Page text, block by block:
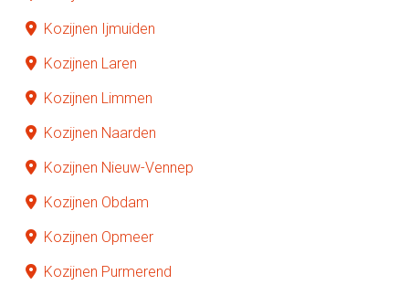
Kozijnen Ijmuiden
Kozijnen Laren
Kozijnen Limmen
Kozijnen Naarden
Kozijnen Nieuw-Vennep
Kozijnen Obdam
Kozijnen Opmeer
Kozijnen Purmerend